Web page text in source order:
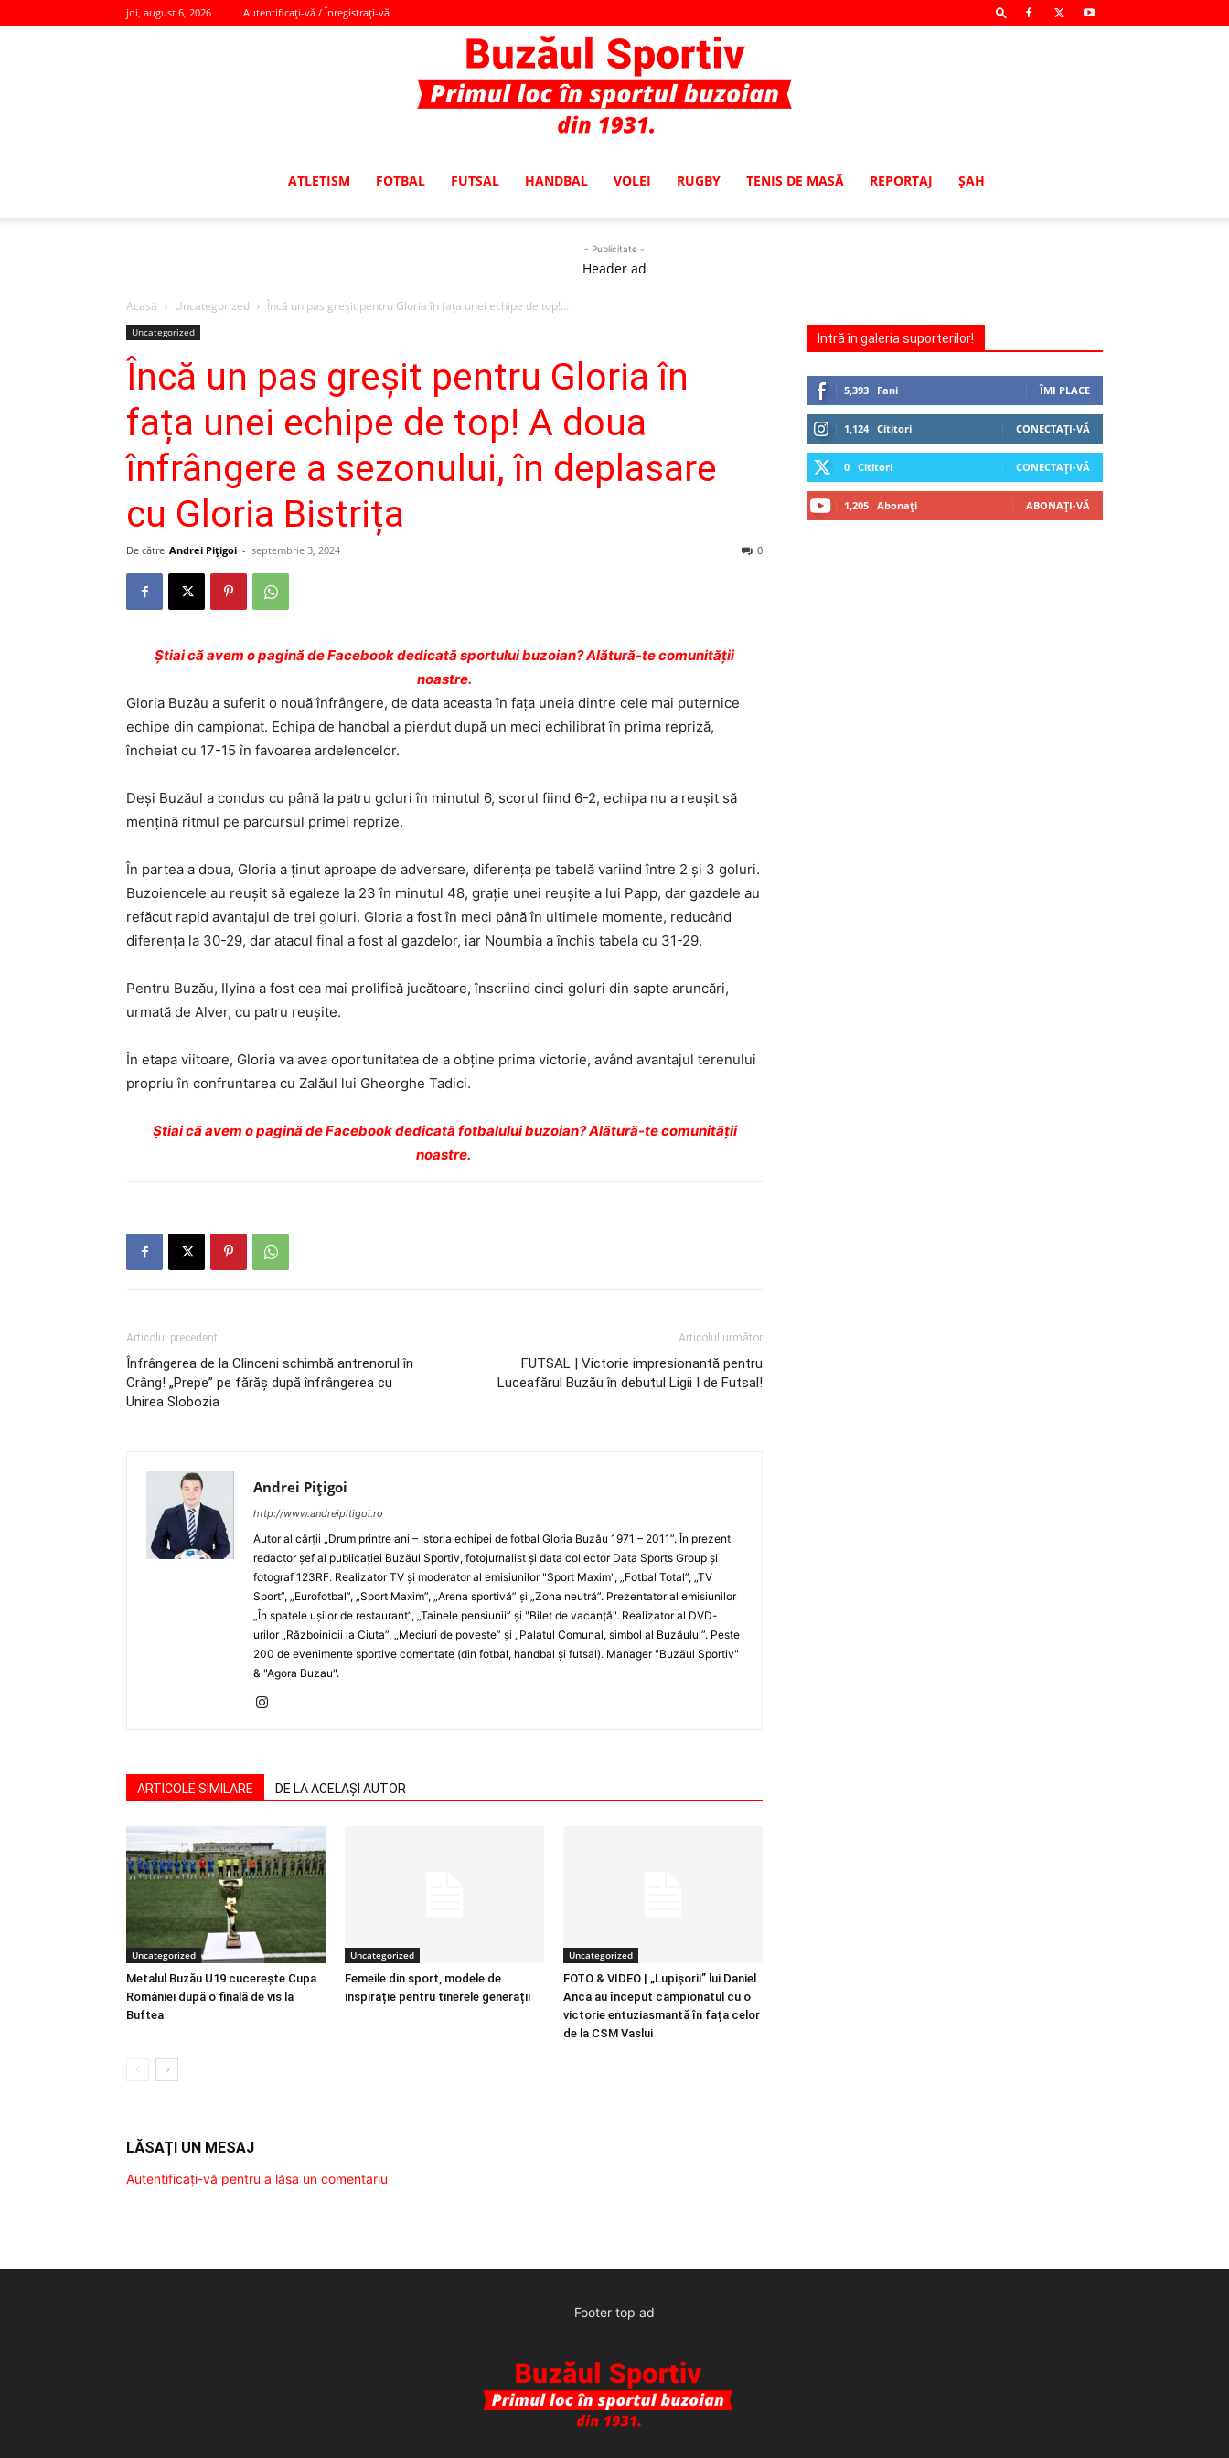
joi, august 6, 2026 Autentificați-vă / Înregistrați-vă
ATLETISM FOTBAL FUTSAL HANDBAL VOLEI RUGBY TENIS DE MASĂ REPORTAJ ŞAH
- Publicitate -
Header ad
Acasă Uncategorized Încă un pas greșit pentru Gloria în fața unei echipe de top!...
Uncategorized
Încă un pas greșit pentru Gloria în
fața unei echipe de top! A doua
înfrângere a sezonului, în deplasare
cu Gloria Bistrița
De către Andrei Pițigoi - septembrie 3, 2024 0
Ştiai că avem o pagină de Facebook dedicată sportului buzoian? Alătură-te comunității
noastre.
Gloria Buzău a suferit o nouă înfrângere, de data aceasta în fața uneia dintre cele mai puternice
echipe din campionat. Echipa de handbal a pierdut după un meci echilibrat în prima repriză,
încheiat cu 17-15 în favoarea ardelencelor.
Deși Buzăul a condus cu până la patru goluri în minutul 6, scorul fiind 6-2, echipa nu a reușit să
mențină ritmul pe parcursul primei reprize.
În partea a doua, Gloria a ținut aproape de adversare, diferența pe tabelă variind între 2 și 3 goluri.
Buzoiencele au reușit să egaleze la 23 în minutul 48, grație unei reușite a lui Papp, dar gazdele au
refăcut rapid avantajul de trei goluri. Gloria a fost în meci până în ultimele momente, reducând
diferența la 30-29, dar atacul final a fost al gazdelor, iar Noumbia a închis tabela cu 31-29.
Pentru Buzău, Ilyina a fost cea mai prolifică jucătoare, înscriind cinci goluri din șapte aruncări,
urmată de Alver, cu patru reușite.
În etapa viitoare, Gloria va avea oportunitatea de a obține prima victorie, având avantajul terenului
propriu în confruntarea cu Zalăul lui Gheorghe Tadici.
Ştiai că avem o pagină de Facebook dedicată fotbalului buzoian? Alătură-te comunității
noastre.
Articolul precedent
Înfrângerea de la Clinceni schimbă antrenorul în
Crâng! „Prepe” pe fărăș după înfrângerea cu
Unirea Slobozia
Articolul următor
FUTSAL | Victorie impresionantă pentru
Luceafărul Buzău în debutul Ligii I de Futsal!
Andrei Pițigoi
http://www.andreipitigoi.ro
Autor al cărţii „Drum printre ani – Istoria echipei de fotbal Gloria Buzău 1971 – 2011”. În prezent
redactor şef al publicaţiei Buzăul Sportiv, fotojurnalist şi data collector Data Sports Group şi
fotograf 123RF. Realizator TV şi moderator al emisiunilor "Sport Maxim", „Fotbal Total”, „TV
Sport”, „Eurofotbal”, „Sport Maxim”, „Arena sportivă” şi „Zona neutră”. Prezentator al emisiunilor
„În spatele uşilor de restaurant”, „Tainele pensiunii” şi "Bilet de vacanţă". Realizator al DVD-
urilor „Războinicii la Ciuta”, „Meciuri de poveste” şi „Palatul Comunal, simbol al Buzăului”. Peste
200 de evenimente sportive comentate (din fotbal, handbal şi futsal). Manager "Buzăul Sportiv"
& "Agora Buzau".
ARTICOLE SIMILARE DE LA ACELAȘI AUTOR
Uncategorized
Metalul Buzău U19 cucerește Cupa
României după o finală de vis la
Buftea
Uncategorized
Femeile din sport, modele de
inspirație pentru tinerele generații
Uncategorized
FOTO & VIDEO | „Lupișorii” lui Daniel
Anca au început campionatul cu o
victorie entuziasmantă în fața celor
de la CSM Vaslui
LĂSAȚI UN MESAJ
Autentificați-vă pentru a lăsa un comentariu
Intră în galeria suporterilor!
5,393 Fani ÎMI PLACE
1,124 Cititori CONECTAȚI-VĂ
0 Cititori CONECTAȚI-VĂ
1,205 Abonați ABONAȚI-VĂ
Footer top ad